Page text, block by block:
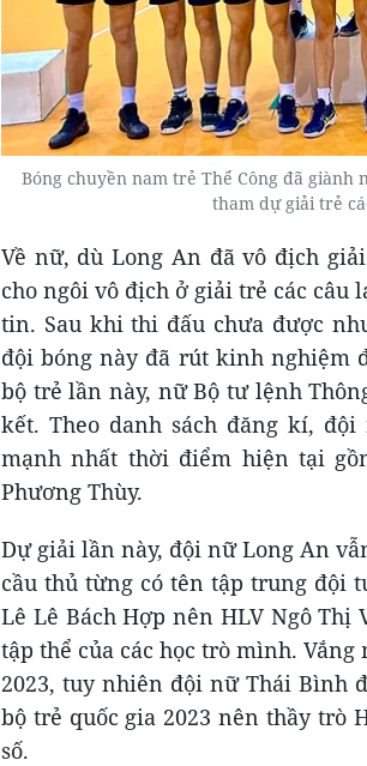
Bóng chuyền nam trẻ Thể Công đã
tham dự giải trẻ
Về nữ, dù Long An đã vô địch
cho ngôi vô địch ở giải trẻ các câu
tin. Sau khi thi đấu chưa được
đội bóng này đã rút kinh nghiệm
bộ trẻ lần này, nữ Bộ tư lệnh
kết. Theo danh sách đăng kí,
mạnh nhất thời điểm hiện tại
Phương Thùy.
Dự giải lần này, đội nữ Long An
cầu thủ từng có tên tập trung đội
Lê Lê Bách Hợp nên HLV Ngô
tập thể của các học trò mình.
2023, tuy nhiên đội nữ Thái Bình
bộ trẻ quốc gia 2023 nên thầy trò
số.